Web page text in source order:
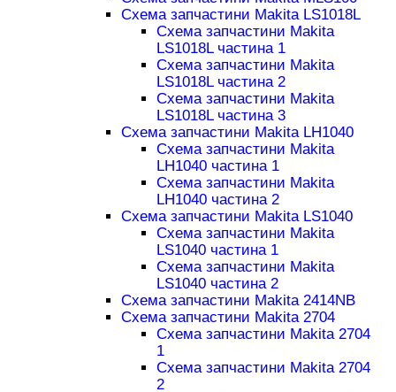
Схема запчастини Makita LS1018L
Схема запчастини Makita
LS1018L частина 1
Схема запчастини Makita
LS1018L частина 2
Схема запчастини Makita
LS1018L частина 3
Схема запчастини Makita LH1040
Схема запчастини Makita
LH1040 частина 1
Схема запчастини Makita
LH1040 частина 2
Схема запчастини Makita LS1040
Схема запчастини Makita
LS1040 частина 1
Схема запчастини Makita
LS1040 частина 2
Схема запчастини Makita 2414NB
Схема запчастини Makita 2704
Схема запчастини Makita 2704
1
Схема запчастини Makita 2704
2